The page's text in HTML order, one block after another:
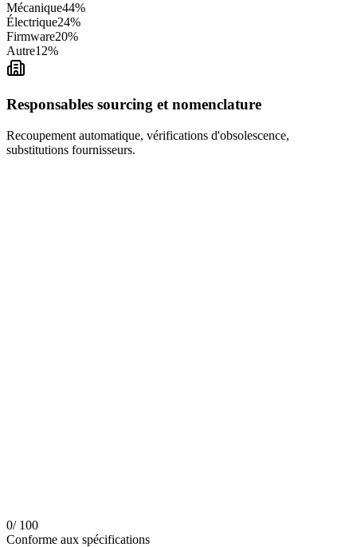
Mécanique44%
Électrique24%
Firmware20%
Autre12%
Responsables sourcing et nomenclature
Recoupement automatique, vérifications d'obsolescence,
substitutions fournisseurs.
0/ 100
Conforme aux spécifications